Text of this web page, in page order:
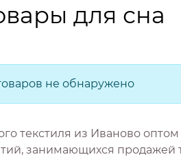
для сна
не обнаружено
текстиля из Иваново
занимающихся продажей